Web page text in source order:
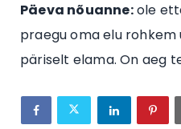
Päeva nõuanne:ole
praegu oma elu rohkem
päriselt elama. On aeg